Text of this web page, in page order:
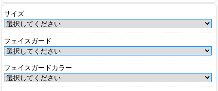
サイズ
フェイスガード
フェイスガードカラー